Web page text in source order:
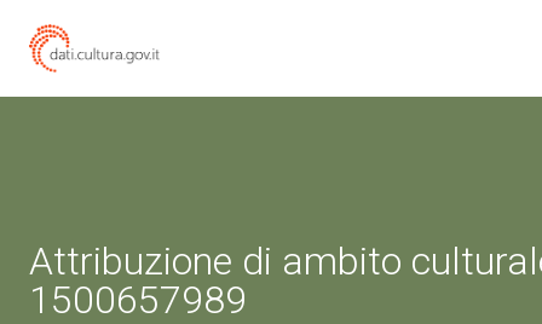
Attribuzione di ambito
1500657989